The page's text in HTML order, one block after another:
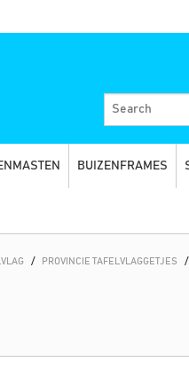
BUIZENFRAMES
/ PROVINCIE TAFELVLAGGETJES /